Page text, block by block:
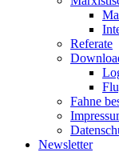
Referate
Fahne
Newsletter